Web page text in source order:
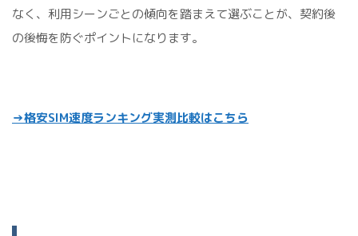
なく、利用シーンごとの傾向を踏まえて選ぶことが、契約後
の後悔を防ぐポイントになります。
→格安SIM速度ランキング実測比較はこちら